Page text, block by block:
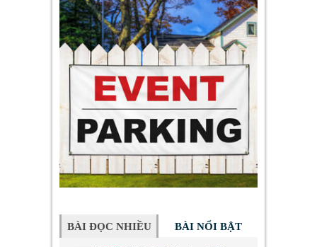
BÀI ĐỌC NHIỀU BÀI NỔI BẬT